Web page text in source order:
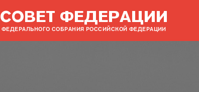
СОВЕТ ФЕДЕРАЦИИ
ФЕДЕРАЛЬНОГО СОБРАНИЯ РОССИЙСКОЙ ФЕДЕРАЦИИ